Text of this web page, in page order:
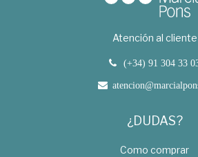
Atención al cliente
(+34) 91 304 33
¿DUDAS?
Como comprar